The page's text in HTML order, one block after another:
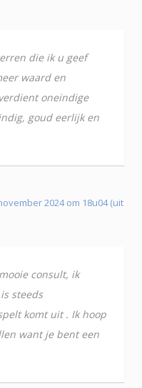
die ik u geef
waard en
oneindige
goud eerlijk en
2024 om 18u04 (uit
consult, ik
steeds
komt uit . Ik hoop
want je bent een